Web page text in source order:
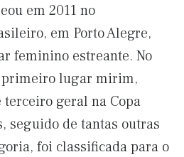
em 2011 no
em Porto Alegre,
feminino estreante. No
primeiro lugar mirim,
geral na Copa
seguido de tantas outras
foi classificada para o